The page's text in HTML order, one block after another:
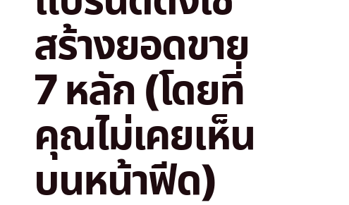
สร้างยอดขาย
7 หลัก (โดยที่
คุณไม่เคยเห็น
บนหน้าฟีด)